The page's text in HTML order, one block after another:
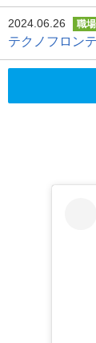
2024.06.26 職
テクノフロン